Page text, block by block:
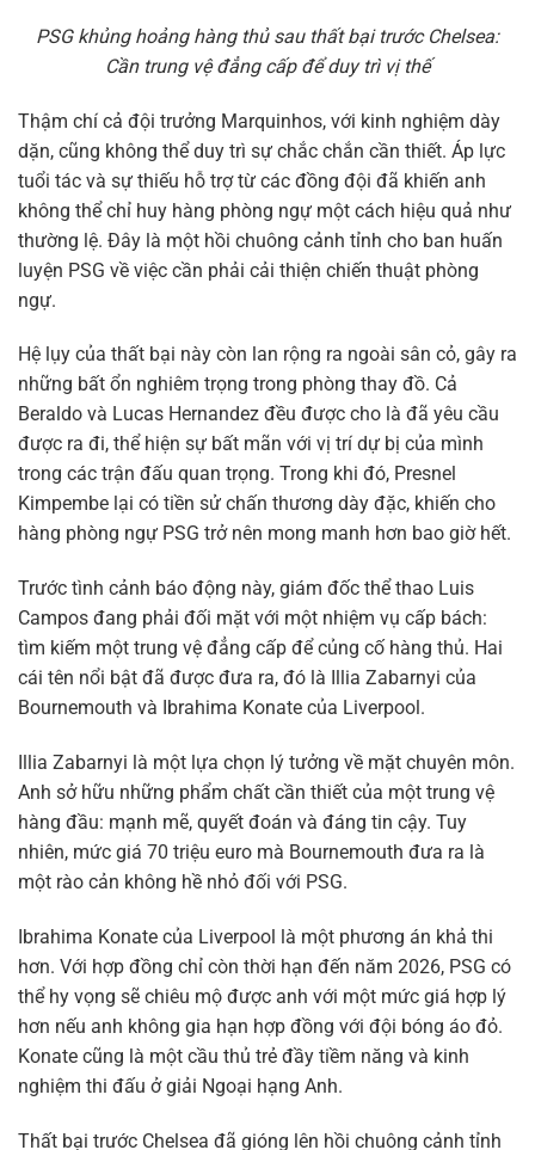
PSG khủng hoảng hàng thủ sau thất bại trước Chelsea:
Cần trung vệ đẳng cấp để duy trì vị thế
Thậm chí cả đội trưởng Marquinhos, với kinh nghiệm dày
dặn, cũng không thể duy trì sự chắc chắn cần thiết. Áp lực
tuổi tác và sự thiếu hỗ trợ từ các đồng đội đã khiến anh
không thể chỉ huy hàng phòng ngự một cách hiệu quả như
thường lệ. Đây là một hồi chuông cảnh tỉnh cho ban huấn
luyện PSG về việc cần phải cải thiện chiến thuật phòng
ngự.
Hệ lụy của thất bại này còn lan rộng ra ngoài sân cỏ, gây ra
những bất ổn nghiêm trọng trong phòng thay đồ. Cả
Beraldo và Lucas Hernandez đều được cho là đã yêu cầu
được ra đi, thể hiện sự bất mãn với vị trí dự bị của mình
trong các trận đấu quan trọng. Trong khi đó, Presnel
Kimpembe lại có tiền sử chấn thương dày đặc, khiến cho
hàng phòng ngự PSG trở nên mong manh hơn bao giờ hết.
Trước tình cảnh báo động này, giám đốc thể thao Luis
Campos đang phải đối mặt với một nhiệm vụ cấp bách:
tìm kiếm một trung vệ đẳng cấp để củng cố hàng thủ. Hai
cái tên nổi bật đã được đưa ra, đó là Illia Zabarnyi của
Bournemouth và Ibrahima Konate của Liverpool.
Illia Zabarnyi là một lựa chọn lý tưởng về mặt chuyên môn.
Anh sở hữu những phẩm chất cần thiết của một trung vệ
hàng đầu: mạnh mẽ, quyết đoán và đáng tin cậy. Tuy
nhiên, mức giá 70 triệu euro mà Bournemouth đưa ra là
một rào cản không hề nhỏ đối với PSG.
Ibrahima Konate của Liverpool là một phương án khả thi
hơn. Với hợp đồng chỉ còn thời hạn đến năm 2026, PSG có
thể hy vọng sẽ chiêu mộ được anh với một mức giá hợp lý
hơn nếu anh không gia hạn hợp đồng với đội bóng áo đỏ.
Konate cũng là một cầu thủ trẻ đầy tiềm năng và kinh
nghiệm thi đấu ở giải Ngoại hạng Anh.
Thất bại trước Chelsea đã gióng lên hồi chuông cảnh tỉnh